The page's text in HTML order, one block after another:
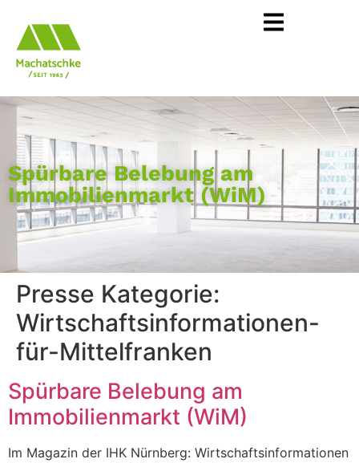
Spürbare Belebung am
Immobilienmarkt (WiM)
Presse Kategorie:
Wirtschaftsinformationen-
für-Mittelfranken
Spürbare Belebung am
Immobilienmarkt (WiM)
Im Magazin der IHK Nürnberg: Wirtschaftsinformationen